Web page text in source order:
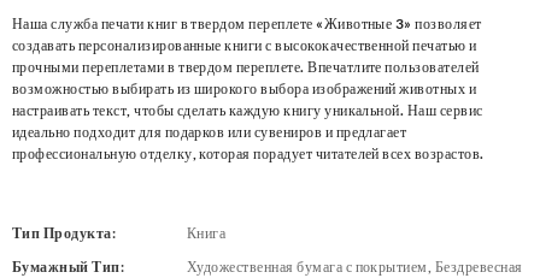
Наша служба печати книг в твердом переплете «Животные 3» позволяет
создавать персонализированные книги с высококачественной печатью и
прочными переплетами в твердом переплете. Впечатлите пользователей
возможностью выбирать из широкого выбора изображений животных и
настраивать текст, чтобы сделать каждую книгу уникальной. Наш сервис
идеально подходит для подарков или сувениров и предлагает
профессиональную отделку, которая порадует читателей всех возрастов.
Тип Продукта:
Книга
Бумажный Тип:
Художественная бумага с покрытием, Бездревесная